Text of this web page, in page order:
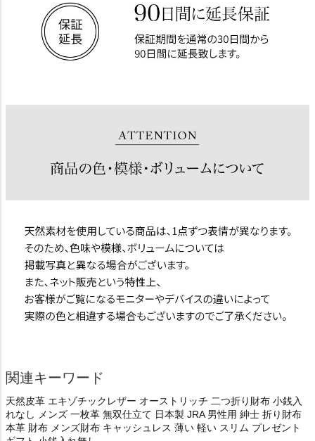
関連キーワード
天然皮革 エキゾチックレザー オーストリッチ 二つ折り財布 小銭入
れなし メンズ 一枚革 無双仕立て 日本製 JRA 男性用 紳士 折り財布
本革 財布 メンズ財布 キャッシュレス 薄い 軽い スリム プレゼント